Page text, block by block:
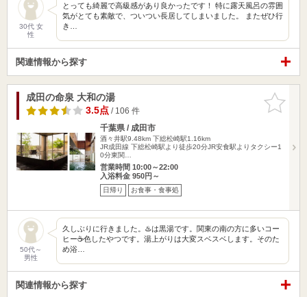
30代 女
性
とっても綺麗で高級感があり良かったです！ 特に露天風呂の雰囲
気がとても素敵で、ついつい長居してしまいました。 またぜひ行
き…
関連情報から探す
お気に入
りに追加
成田の命泉 大和の湯
3.5点/ 106 件
千葉県 / 成田市
酒々井駅9.48km 下総松崎駅1.16km
JR成田線 下総松崎駅より徒歩20分JR安食駅よりタクシー1
0分東関…
営業時間 10:00～22:00
入浴料金 950円～
日帰り お食事・食事処
50代～
男性
久しぶりに行きました。♨️は黒湯です。関東の南の方に多いコー
ヒー☕色したやつです。湯上がりは大変スベスベします。そのた
め浴…
関連情報から探す